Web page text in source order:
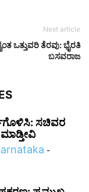
Next article
ಒತ್ತುವರಿ ತೆರವು: ಭೈರತಿ
ಬಸವರಾಜ
ಸಚಿವರ
-